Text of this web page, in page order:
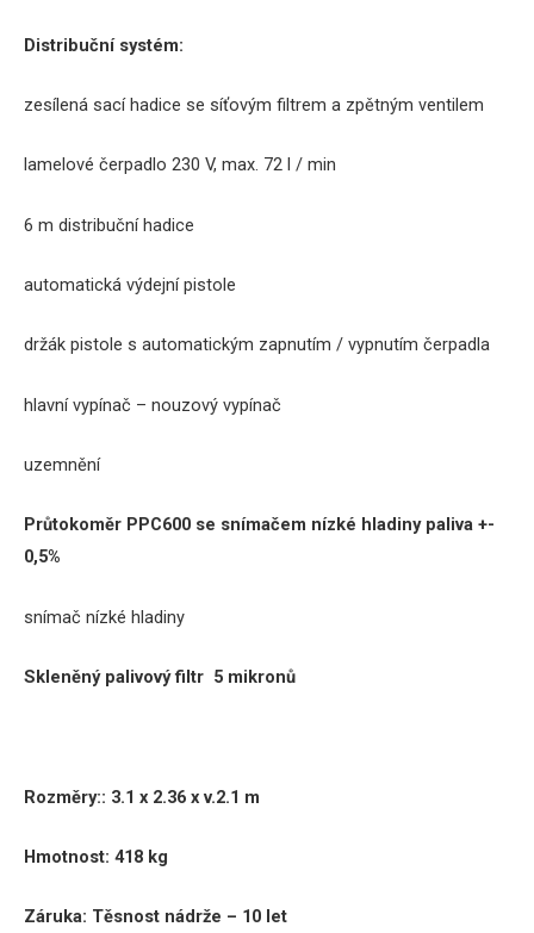
Distribuční systém:
zesílená sací hadice se síťovým filtrem a zpětným ventilem
lamelové čerpadlo 230 V, max. 72 l / min
6 m distribuční hadice
automatická výdejní pistole
držák pistole s automatickým zapnutím / vypnutím čerpadla
hlavní vypínač – nouzový vypínač
uzemnění
Průtokoměr PPC600 se snímačem nízké hladiny paliva +-
0,5%
snímač nízké hladiny
Skleněný palivový filtr 5 mikronů
Rozměry:: 3.1 x 2.36 x v.2.1 m
Hmotnost: 418 kg
Záruka: Těsnost nádrže – 10 let